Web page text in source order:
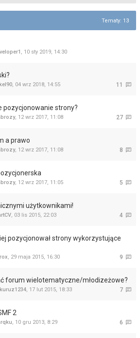
Tematy: 13
, 10 sty 2019, 14:30
11
, 04 wrz 2018, 14:55
pozycjonowanie strony?
27
, 12 wrz 2017, 11:08
a prawo
8
, 12 wrz 2017, 11:08
5
, 12 wrz 2017, 11:05
użytkownikami!
4
, 03 lis 2015, 22:03
pozycjonował strony wykorzystujące
9
, 29 maja 2015, 16:30
forum wielotematyczne/młodizeżowe?
7
, 17 lut 2015, 18:33
2
6
, 10 gru 2013, 8:29